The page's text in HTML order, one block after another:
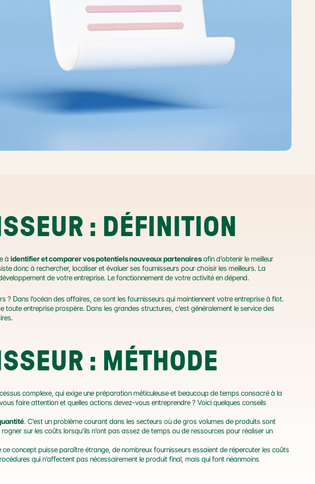
: DÉFINITION
à identifier et comparer vos potentiels nouveaux partenaires afin d’obtenir le meilleur
donc à rechercher, localiser et évaluer ses fournisseurs pour choisir les meilleurs. La
de votre entreprise. Le fonctionnement de votre activité en dépend.
Dans l’océan des affaires, ce sont les fournisseurs qui maintiennent votre entreprise à flot.
toute entreprise prospère. Dans les grandes structures, c’est généralement le service des
: MÉTHODE
complexe, qui exige une préparation méticuleuse et beaucoup de temps consacré à la
faire attention et quelles actions devez-vous entreprendre ? Voici quelques conseils
. C’est un problème courant dans les secteurs où de gros volumes de produits sont
sur les coûts lorsqu’ils n’ont pas assez de temps ou de ressources pour réaliser un
ce concept puisse paraître étrange, de nombreux fournisseurs essaient de répercuter les coûts
qui n’affectent pas nécessairement le produit final, mais qui font néanmoins